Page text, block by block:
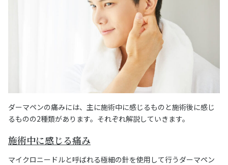
ダーマペンの痛みには、主に施術中に感じるものと施術後に感じ
るものの2種類があります。それぞれ解説していきます。
施術中に感じる痛み
マイクロニードルと呼ばれる極細の針を使用して行うダーマペン